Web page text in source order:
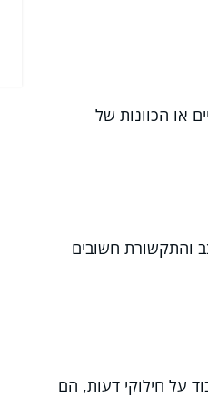
או הכוונות של
והתקשורת חשובים
על חילוקי דעות, הם